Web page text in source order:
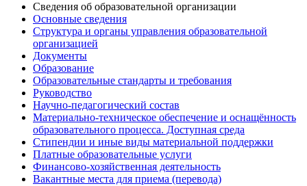
Сведения об образовательной организации
Основные сведения
Структура и органы управления образовательной
организацией
Документы
Образование
Образовательные стандарты и требования
Руководство
Научно-педагогический состав
Материально-техническое обеспечение и оснащённость
образовательного процесса. Доступная среда
Стипендии и иные виды материальной поддержки
Платные образовательные услуги
Финансово-хозяйственная деятельность
Вакантные места для приема (перевода)